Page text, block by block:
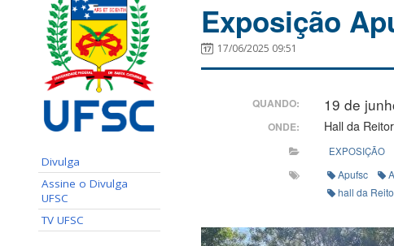
Divulga
Assine o Divulga
UFSC
TV UFSC
Exposição
17/06/2025 09:51
QUANDO: 19 de
ONDE: Hall da
EXPOSIÇÃO
Apufsc
hall da